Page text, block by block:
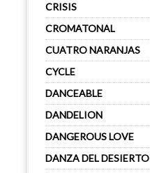
CRISIS
CROMATONAL
CUATRO NARANJAS
CYCLE
DANCEABLE
DANDELION
DANGEROUS LOVE
DANZA DEL DESIERTO